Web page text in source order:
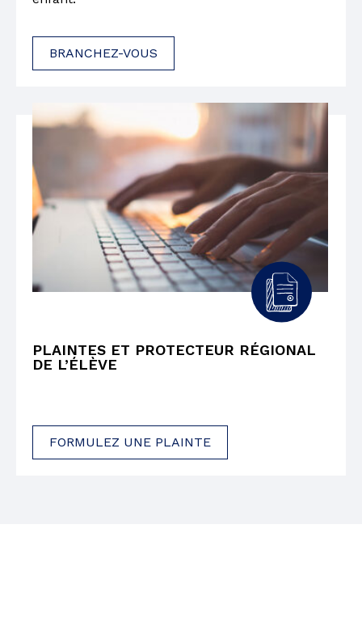
BRANCHEZ-VOUS
PLAINTES ET PROTECTEUR RÉGIONAL
DE L’ÉLÈVE
FORMULEZ UNE PLAINTE